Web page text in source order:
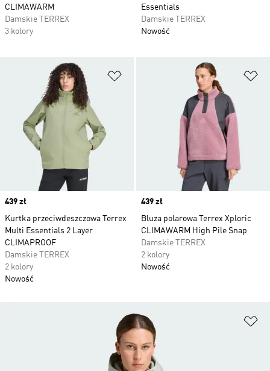
CLIMAWARM
Damskie TERREX
3 kolory
Essentials
Damskie TERREX
Nowość
Dodaj do listy życzeń
Price
439 zł
Kurtka przeciwdeszczowa Terrex
Multi Essentials 2 Layer
CLIMAPROOF
Damskie TERREX
2 kolory
Nowość
Price
439 zł
Bluza polarowa Terrex Xploric
CLIMAWARM High Pile Snap
Damskie TERREX
2 kolory
Nowość